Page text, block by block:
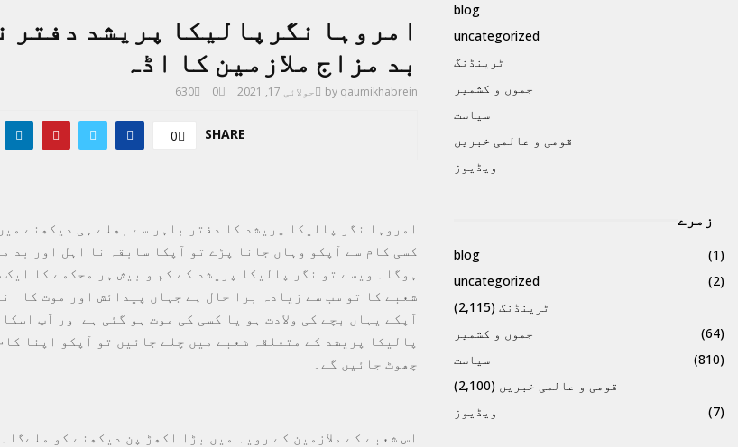
امروہا نگرپالیکا پریشد دفتر
بد مزاج ملازمین کا اڈہ
by qaumikhabrein جولائی 17, 2021 0
630
SHARE
0
امروہا نگر پالیکا پریشد کا دفتر باہر سے بھلے ہی دیکھنے
کسی کام سے آپکو وہاں جانا پڑے تو آپکا سابقہ نا اہل اور بد
ہوگا۔ ویسے تو نگر پالیکا پریشد کے کم و بیش ہر محکمے کا
شعبے کا تو سب سے زیادہ برا حال ہے جہاں پیدائش اور موت کا
آپکے یہاں بچے کی ولادت ہو یا کسی کی موت ہو گئی ہےاور آپ
پالیکا پریشد کے متعلقہ شعبے میں چلے جائیں تو آپکو اپنا
چھوٹ جائیں گے۔
اس شعبے کے ملازمین کے رویہ میں بڑا اکھڑ پن دیکھنے کو
blog
uncategorized
ٹرینڈنگ
جموں و کشمیر
سیاست
قومی و عالمی خبریں
ویڈیوز
زمرے
blog
(1)
uncategorized
(2)
ٹرینڈنگ (2,115)
جموں و کشمیر
(64)
سیاست
(810)
قومی و عالمی خبریں (2,100)
ویڈیوز
(7)